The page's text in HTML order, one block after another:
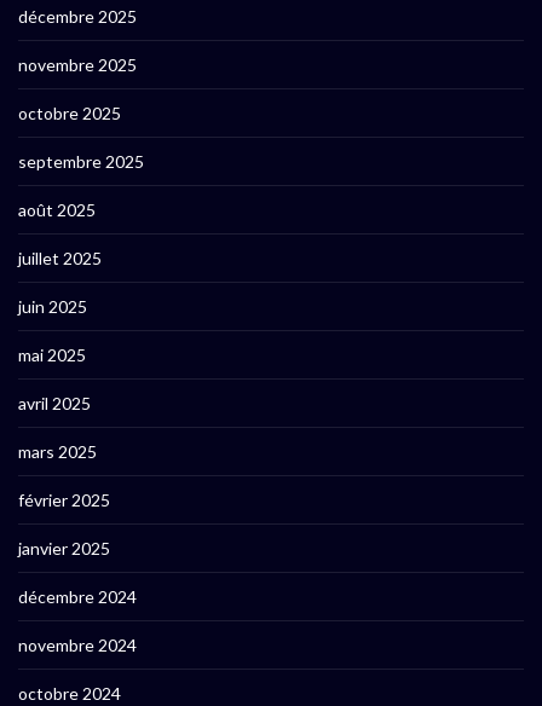
décembre 2025
novembre 2025
octobre 2025
septembre 2025
août 2025
juillet 2025
juin 2025
mai 2025
avril 2025
mars 2025
février 2025
janvier 2025
décembre 2024
novembre 2024
octobre 2024